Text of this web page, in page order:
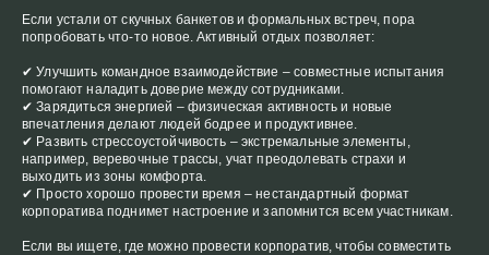
Если устали от скучных банкетов и формальных встреч, пора
попробовать что-то новое. Активный отдых позволяет:
✔ Улучшить командное взаимодействие – совместные испытания
помогают наладить доверие между сотрудниками.
✔ Зарядиться энергией – физическая активность и новые
впечатления делают людей бодрее и продуктивнее.
✔ Развить стрессоустойчивость – экстремальные элементы,
например, веревочные трассы, учат преодолевать страхи и
выходить из зоны комфорта.
✔ Просто хорошо провести время – нестандартный формат
корпоратива поднимет настроение и запомнится всем участникам.
Если вы ищете, где можно провести корпоратив, чтобы совместить